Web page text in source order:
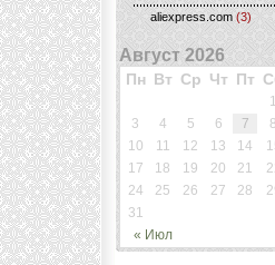
aliexpress.com (3)
Август 2026
Пн Вт Ср Чт Пт
« Июл
1
3
4 5 6 7 8
10
11 12 13 14
17
18 19 20 21
24
25 26 27 28
31